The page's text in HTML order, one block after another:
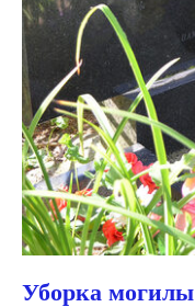
Уборка могилы